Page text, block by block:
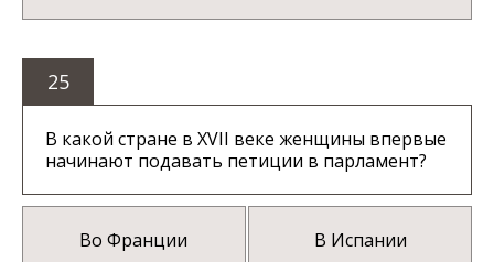
25
В какой стране в XVII веке женщины впервые
начинают подавать петиции в парламент?
Во Франции В Испании